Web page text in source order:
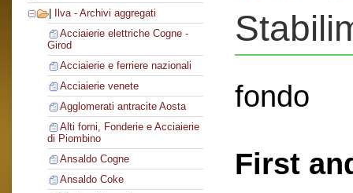
Ilva - Archivi aggregati
Acciaierie elettriche Cogne -
Girod
Acciaierie e ferriere nazionali
Acciaierie venete
Agglomerati antracite Aosta
Alti forni, Fonderie e Acciaierie
di Piombino
Ansaldo Cogne
Ansaldo Coke
fondo
First